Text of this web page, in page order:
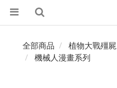
全部商品
植物大戰殭
機械人漫畫系列